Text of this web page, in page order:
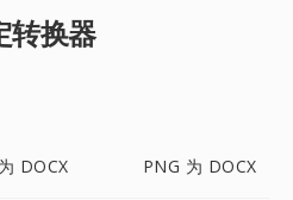
转换器
DOCX PNG 为 DOCX